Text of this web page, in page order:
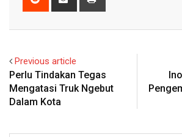
Previous article
Perlu Tindakan Tegas
Mengatasi Truk Ngebut
Dalam Kota